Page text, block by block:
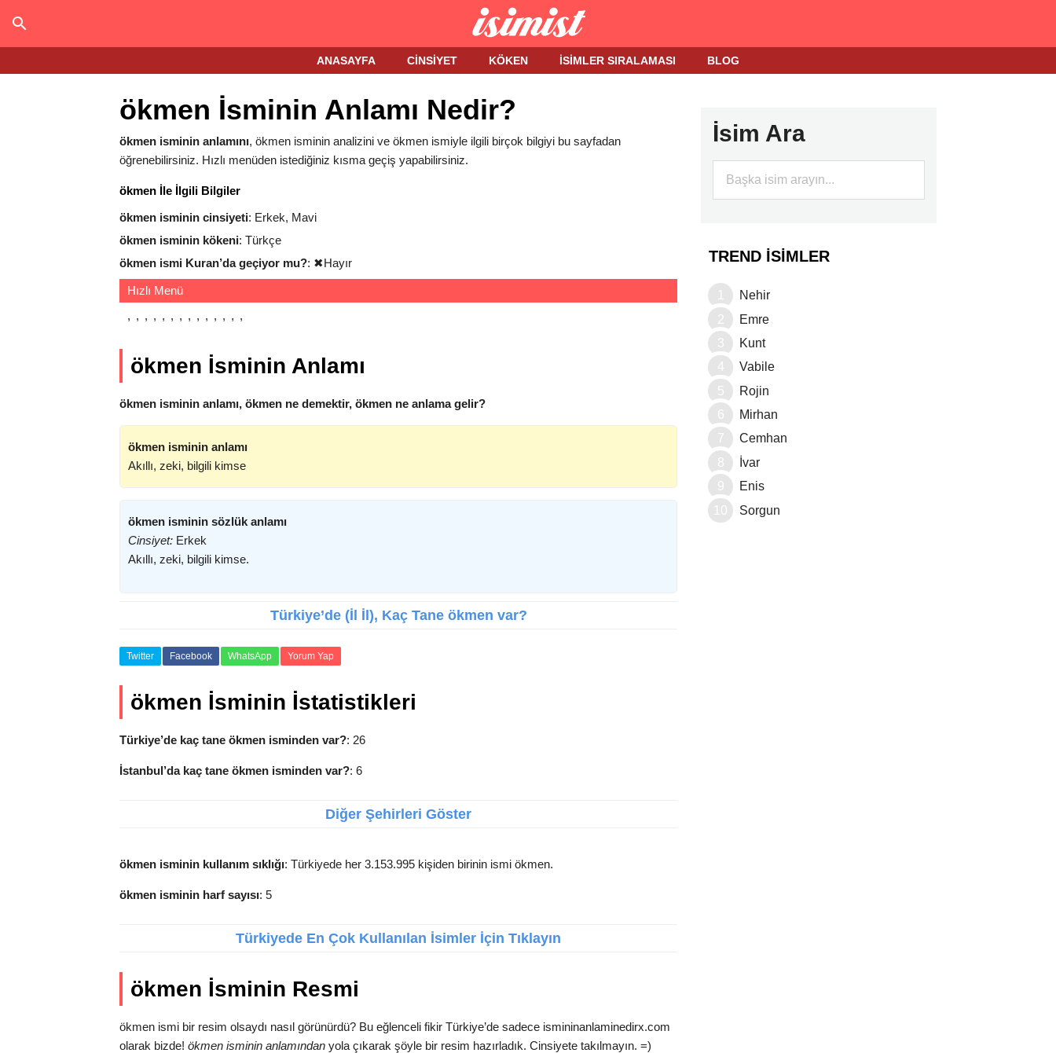
ANASAYFA CINSIYET KÖKEN İSIMLER SIRALAMASI BLOG
ökmen İsminin Anlamı Nedir?
ökmen isminin anlamını, ökmen isminin analizini ve ökmen ismiyle ilgili birçok bilgiyi bu sayfadan
öğrenebilirsiniz. Hızlı menüden istediğiniz kısma geçiş yapabilirsiniz.
ökmen İle İlgili Bilgiler
ökmen isminin cinsiyeti: Erkek, Mavi
ökmen isminin kökeni: Türkçe
ökmen ismi Kuran’da geçiyor mu?: ✖Hayır
Hızlı Menü
ökmen İsminin Anlamı
ökmen isminin anlamı, ökmen ne demektir, ökmen ne anlama gelir?
ökmen isminin anlamı
Akıllı, zeki, bilgili kimse
ökmen isminin sözlük anlamı
Cinsiyet: Erkek
Akıllı, zeki, bilgili kimse.
Türkiye’de (İl İl), Kaç Tane ökmen var?
Twitter Facebook WhatsApp Yorum Yap
ökmen İsminin İstatistikleri
Türkiye’de kaç tane ökmen isminden var?: 26
İstanbul’da kaç tane ökmen isminden var?: 6
Diğer Şehirleri Göster
ökmen isminin kullanım sıklığı: Türkiyede her 3.153.995 kişiden birinin ismi ökmen.
ökmen isminin harf sayısı: 5
Türkiyede En Çok Kullanılan İsimler İçin Tıklayın
ökmen İsminin Resmi
ökmen ismi bir resim olsaydı nasıl görünürdü? Bu eğlenceli fikir Türkiye’de sadece ismininanlaminedirx.com
olarak bizde! ökmen isminin anlamından yola çıkarak şöyle bir resim hazırladık. Cinsiyete takılmayın. =)
İsim Ara
TREND İSIMLER
Nehir
Emre
Kunt
Vabile
Rojin
Mirhan
Cemhan
İvar
Enis
Sorgun